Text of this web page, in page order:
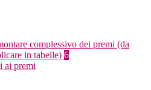
complessivo dei premi (da
in tabelle) 6
ai premi